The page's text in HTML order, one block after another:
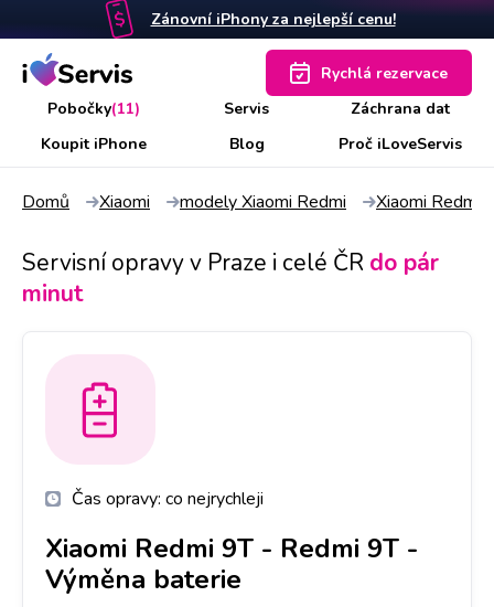
Zánovní iPhony za nejlepší cenu!
Pobočky(11) Servis
Záchrana dat
Koupit iPhone
Blog Proč iLoveServis
Rychlá rezervace
Domů Xiaomi modely Xiaomi Redmi Xiaomi Redmi
Servisní opravy v Praze i celé ČR do pár
minut
Čas opravy: co nejrychleji
Xiaomi Redmi 9T - Redmi 9T -
Výměna baterie